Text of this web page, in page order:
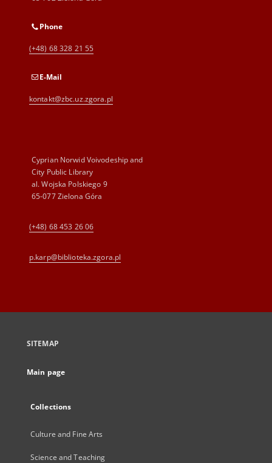
Phone
(+48) 68 328 21 55
E-Mail
kontakt@zbc.uz.zgora.pl
Cyprian Norwid Voivodeship and
City Public Library
al. Wojska Polskiego 9
65-077 Zielona Góra
(+48) 68 453 26 06
p.karp@biblioteka.zgora.pl
SITEMAP
Main page
Collections
Culture and Fine Arts
Science and Teaching